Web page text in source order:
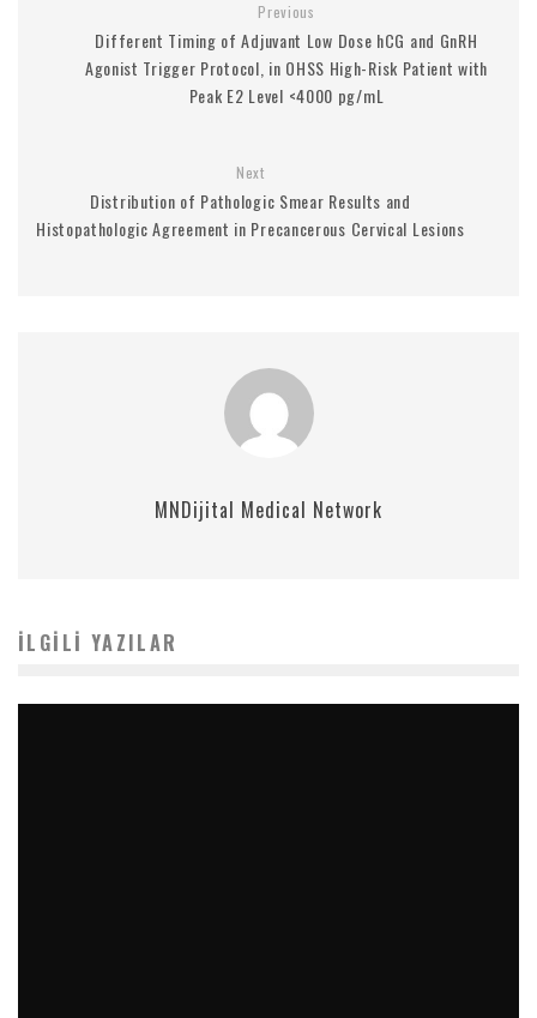
Previous
Different Timing of Adjuvant Low Dose hCG and GnRH
Agonist Trigger Protocol, in OHSS High-Risk Patient with
Peak E2 Level <4000 pg/mL
Next
Distribution of Pathologic Smear Results and
Histopathologic Agreement in Precancerous Cervical Lesions
MNDijital Medical Network
İLGILI YAZILAR